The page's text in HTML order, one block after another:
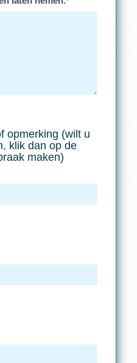
opmerking (wilt u
klik dan op de
maken)